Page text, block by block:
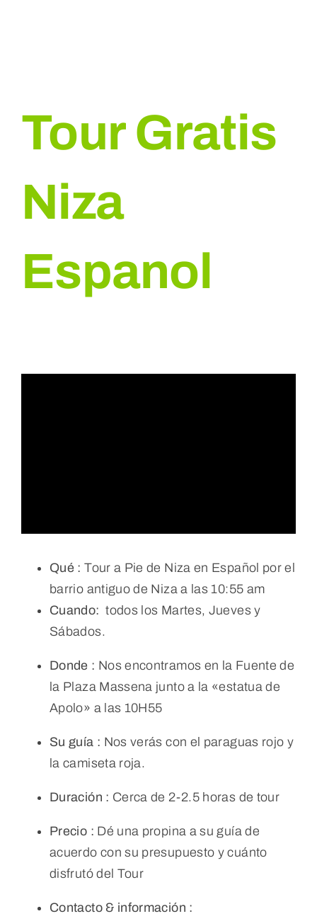
Tour Gratis
Niza
Espanol
Qué : Tour a Pie de Niza en Español por el
barrio antiguo de Niza a las 10:55 am
Cuando: todos los Martes, Jueves y
Sábados.
Donde : Nosencontramos en la Fuente de
la Plaza Massena junto a la «estatua de
Apolo» a las 10H55
Su guía : Nosverás con el paraguas rojo y
la camiseta roja.
Duración : Cerca de 2-2.5 horas de tour
Precio : Dé una propina a su guía de
acuerdo con su presupuesto y cuánto
disfrutó del Tour
Contacto & información :